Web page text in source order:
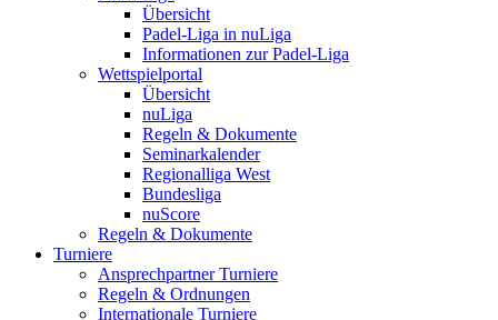
Übersicht
Padel-Liga in nuLiga
Informationen zur Padel-Liga
Wettspielportal
Übersicht
nuLiga
Regeln & Dokumente
Seminarkalender
Regionalliga West
Bundesliga
nuScore
Regeln & Dokumente
Turniere
Ansprechpartner Turniere
Regeln & Ordnungen
Internationale Turniere